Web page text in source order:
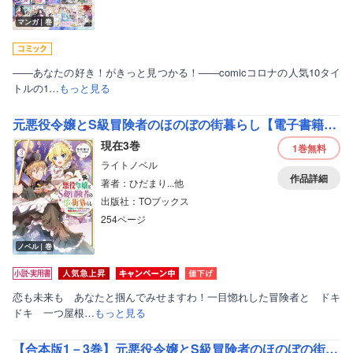
マンガ｜巻
――あなたの好き！がきっと見つかる！――comicコロナの人気10タイ
トルの1…もっと見る
元悪役令嬢とS級冒険者のほのぼの街暮らし【電子書籍限定書き下ろしSS付き】
ノベル｜巻
現在3巻
ライトノベル
著者：ひだまり...他
出版社：TOブックス
254ページ
1巻無料
作品詳細
恋も未来も あなたと掴んでみせますわ！一目惚れした冒険者と ドキ
ドキ 一つ屋根…もっと見る
【合本版1－3巻】元悪役令嬢とS級冒険者のほのぼの街暮らし～不遇なキャラに転生してたけど、理想の美女になれたからプラマイゼロだよね～